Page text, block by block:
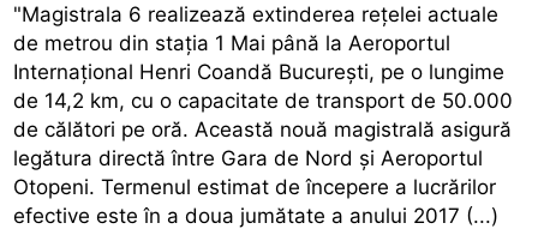
"Magistrala 6 realizează extinderea rețelei actuale
de metrou din stația 1 Mai până la Aeroportul
Internațional Henri Coandă București, pe o lungime
de 14,2 km, cu o capacitate de transport de 50.000
de călători pe oră. Această nouă magistrală asigură
legătura directă între Gara de Nord și Aeroportul
Otopeni. Termenul estimat de începere a lucrărilor
efective este în a doua jumătate a anului 2017 (...)